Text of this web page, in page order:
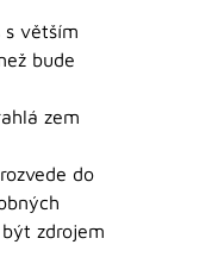
s větším
bude
zem
do
zdrojem